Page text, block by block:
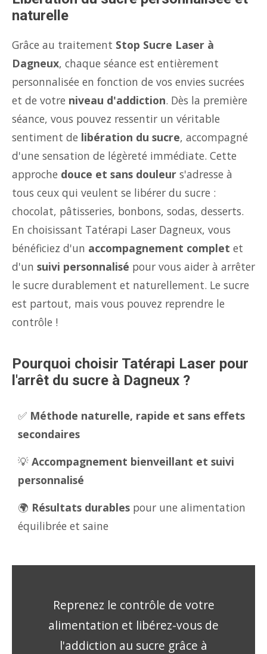
naturelle
Grâce au traitement Stop Sucre Laser à
Dagneux, chaque séance est entièrement
personnalisée en fonction de vos envies sucrées
et de votre niveau d'addiction. Dès la première
séance, vous pouvez ressentir un véritable
sentiment de libération du sucre, accompagné
d'une sensation de légèreté immédiate. Cette
approche douce et sans douleur s'adresse à
tous ceux qui veulent se libérer du sucre :
chocolat, pâtisseries, bonbons, sodas, desserts.
En choisissant Tatérapi Laser Dagneux, vous
bénéficiez d'un accompagnement complet et
d'un suivi personnalisé pour vous aider à arrêter
le sucre durablement et naturellement. Le sucre
est partout, mais vous pouvez reprendre le
contrôle !
Pourquoi choisir Tatérapi Laser pour
l'arrêt du sucre à Dagneux ?
✅ Méthode naturelle, rapide et sans effets
secondaires
💡 Accompagnement bienveillant et suivi
personnalisé
🌍 Résultats durables pour une alimentation
équilibrée et saine
Reprenez le contrôle de votre
alimentation et libérez-vous de
l'addiction au sucre grâce à